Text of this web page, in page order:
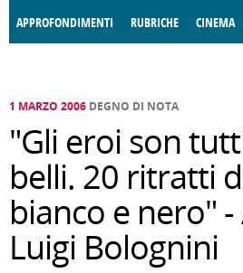
APPROFONDIMENTI
E SPETTACOLI POLITICA
RUBRICHE
DELLE IDEE FATTI DELLO SPIRITO
CINEMA
1 MARZO 2006 DEGNO DI NOTA
"Gli eroi son
belli. 20 ritratti
bianco e nero"
Luigi Bolognini